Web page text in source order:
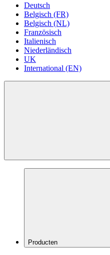
Deutsch
Belgisch (FR)
Belgisch (NL)
Französisch
Italienisch
Niederländisch
UK
International (EN)
Producten